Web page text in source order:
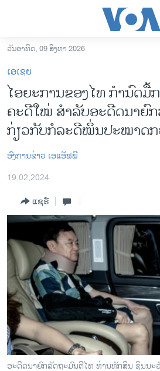
ເຂົ້າ
ຫາ
ຂ້າມ
ຂ້າມ
ຂ້າມ
ໄປ
ຫາ
ຊອກ
ອາເມຣິກາ
ການເລືອກຕັ້ງ ປະທານາທີບໍດີ ສະຫະລັດ
ຂ່າວ​ຈີນ
ອິດສະຫຼະພາບດ້ານການຂ່າວ
ຊີວິດຊາວລາວ
ຊຸມຊົນຊາວລາວ
ວິທະຍາສາດ-ເທັກໂນໂລຈີ
ທຸລະກິດ
ພາສາອັງກິດ
ວີດີໂອ
ສຽງ
ວັນອາທິດ, 09 ສິງຫາ 2026
ເອເຊຍ
ໄອຍະການຂອງໄທ ກຳນົດມື້
ຄະດີໃໝ່ ສໍາລັບອະດີດນາຍົ
ກ່ຽວກັບກໍລະດີໝິ່ນປະໝາດ
ອົງການຂ່າວ ເອແອັຟພີ
19,02,2024
ແຊຣ໌
ອະດີດນາຍົກລັດຖະມົນຕີໄທ ທ່ານທັກສິນ ຊິນນະ